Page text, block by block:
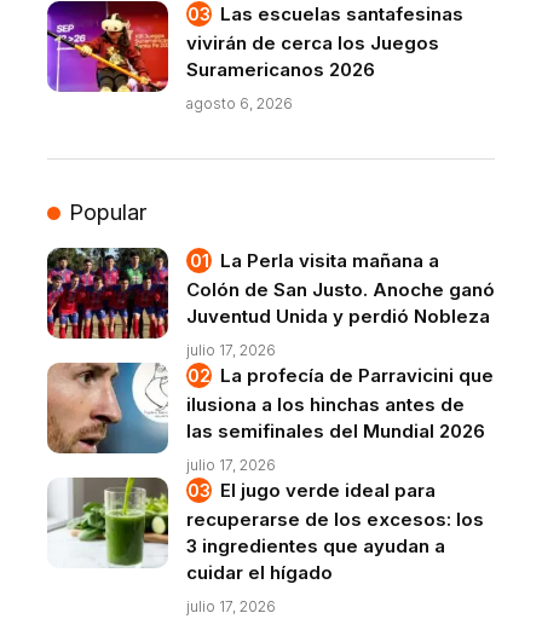
Las escuelas santafesinas
vivirán de cerca los Juegos
Suramericanos 2026
agosto 6, 2026
Popular
La Perla visita mañana a
Colón de San Justo. Anoche ganó
Juventud Unida y perdió Nobleza
julio 17, 2026
La profecía de Parravicini que
ilusiona a los hinchas antes de
las semifinales del Mundial 2026
julio 17, 2026
El jugo verde ideal para
recuperarse de los excesos: los
3 ingredientes que ayudan a
cuidar el hígado
julio 17, 2026